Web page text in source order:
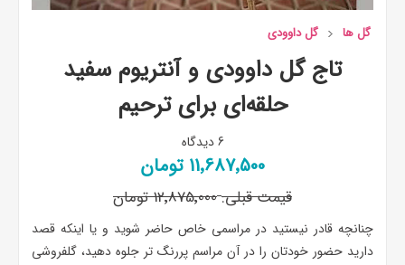
گل ها گل داوودی
تاج گل داوودی و آنتریوم سفید
حلقه‌ای برای ترحیم
6 دیدگاه
11٬687٬500 تومان
قیمت قبلی:12٬875٬000 تومان
چنانچه قادر نیستید در مراسمی خاص حاضر شوید و یا اینکه قصد
دارید حضور خودتان را در آن مراسم پررنگ تر جلوه دهید، گلفروشی